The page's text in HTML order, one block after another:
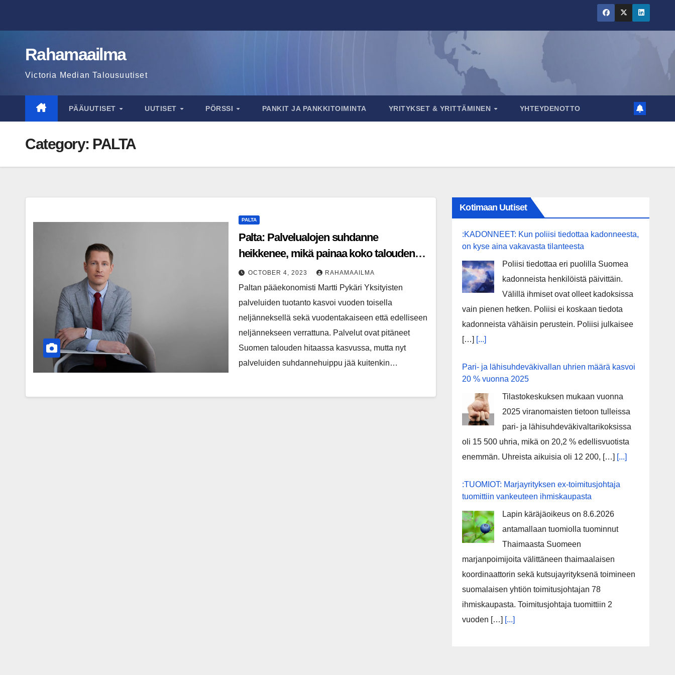
Rahamaailma
Victoria Median Talousuutiset
PÄÄUUTISET UUTISET PÖRSSI PANKIT JA PANKKITOIMINTA YRITYKSET & YRITTÄMINEN YHTEYDENOTTO
Category: PALTA
PALTA
Palta: Palvelualojen suhdanne
heikkenee, mikä painaa koko talouden
taantumaan – työllisyyden
romahtaminen vältettäneen
OCTOBER 4, 2023 RAHAMAAILMA
Paltan pääekonomisti Martti Pykäri Yksityisten
palveluiden tuotanto kasvoi vuoden toisella
neljänneksellä sekä vuodentakaiseen että edelliseen
neljännekseen verrattuna. Palvelut ovat pitäneet
Suomen talouden hitaassa kasvussa, mutta nyt
palveluiden suhdannehuippu jää kuitenkin…
Kotimaan Uutiset
:KADONNEET: Kun poliisi tiedottaa kadonneesta,
on kyse aina vakavasta tilanteesta
Poliisi tiedottaa eri puolilla Suomea
kadonneista henkilöistä päivittäin.
Välillä ihmiset ovat olleet kadoksissa
vain pienen hetken. Poliisi ei koskaan tiedota
kadonneista vähäisin perustein. Poliisi julkaisee
[…] [...]
Pari- ja lähisuhdeväkivallan uhrien määrä kasvoi
20 % vuonna 2025
Tilastokeskuksen mukaan vuonna
2025 viranomaisten tietoon tulleissa
pari- ja lähisuhdeväkivaltarikoksissa
oli 15 500 uhria, mikä on 20,2 % edellisvuotista
enemmän. Uhreista aikuisia oli 12 200, […] [...]
:TUOMIOT: Marjayrityksen ex-toimitusjohtaja
tuomittiin vankeuteen ihmiskaupasta
Lapin käräjäoikeus on 8.6.2026
antamallaan tuomiolla tuominnut
Thaimaasta Suomeen
marjanpoimijoita välittäneen thaimaalaisen
koordinaattorin sekä kutsujayrityksenä toimineen
suomalaisen yhtiön toimitusjohtajan 78
ihmiskaupasta. Toimitusjohtaja tuomittiin 2
vuoden […] [...]